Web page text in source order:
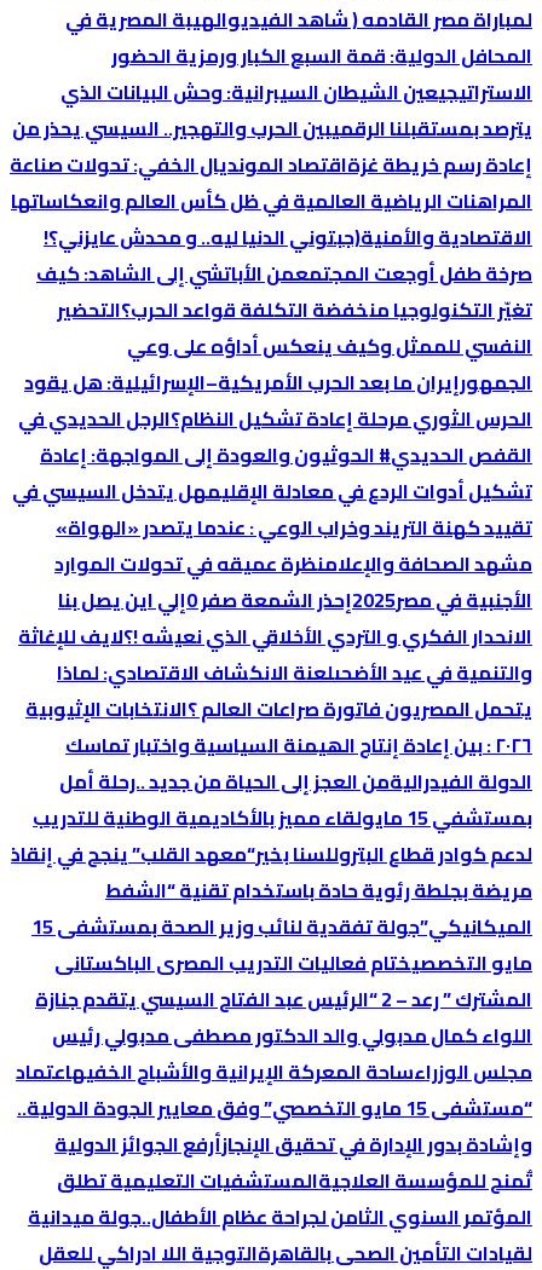
لمباراة مصر القادمه ( شاهد الفيديوالهيبة المصرية في
المحافل الدولية: قمة السبع الكبار ورمزية الحضور
الاستراتيجيعين الشيطان السيبرانية: وحش البيانات الذي
يترصد بمستقبلنا الرقميبين الحرب والتهجير.. السيسي يحذر من
إعادة رسم خريطة غزةاقتصاد المونديال الخفي: تحولات صناعة
المراهنات الرياضية العالمية في ظل كأس العالم وانعكاساتها
الاقتصادية والأمنية(جبتوني الدنيا ليه.. و محدش عايزني؟!
صرخة طفل أوجعت المجتمعمن الأباتشي إلى الشاهد: كيف
تغيّر التكنولوجيا منخفضة التكلفة قواعد الحرب؟التحضير
النفسي للممثل وكيف ينعكس أداؤه على وعي
الجمهورإيران ما بعد الحرب الأمريكية–الإسرائيلية: هل يقود
الحرس الثوري مرحلة إعادة تشكيل النظام؟الرجل الحديدي في
القفص الحديدي# الحوثيون والعودة إلى المواجهة: إعادة
تشكيل أدوات الردع في معادلة الإقليمهل يتدخل السيسي في
تقييد كهنة التريند وخراب الوعي : عندما يتصدر «الهواة»
مشهد الصحافة والإعلامنظرة عميقه في تحولات الموارد
الأجنبية في مصر2025
إحذر الشمعة صفر 0 إلي اين يصل بنا
الانحدار الفكري و التردي الأخلاقي الذي نعيشه !؟لايف للإغاثة
والتنمية في عيد الأضحىلعنة الانكشاف الاقتصادي: لماذا
یتحمل المصریون فاتورة صراعات العالم ؟الانتخابات الإثیوبیة
٢٠٢٦ : بین إعادة إنتاج الھیمنة السیاسیة واختبار تماسك
الدولة الفیدرالیةمن العجز إلى الحياة من جديد ..رحلة أمل
بمستشفي 15 مايو
لقاء مميز بالأكاديمية الوطنية للتدريب
لدعم كوادر قطاع البتروللسنا بخير“معهد القلب” ينجح في إنقاذ
مريضة بجلطة رئوية حادة باستخدام تقنية “الشفط
الميكانيكي”
جولة تفقدية لنائب وزير الصحة بمستشفى 15
مايو التخصصيختام فعاليات التدريب المصرى الباكستانى
المشترك ” رعد – 2 “
الرئيس عبد الفتاح السيسي يتقدم جنازة
اللواء كمال مدبولي والد الدكتور مصطفى مدبولي رئيس
مجلس الوزراءساحة المعركة الإيرانية والأشباح الخفيهاعتماد
“مستشفى 15 مايو التخصصي” وفق معايير الجودة الدولية..
وإشادة بدور الإدارة في تحقيق الإنجازأرفع الجوائز الدولية
تٌمنح للمؤسسة العلاجيةالمستشفيات التعليمية تطلق
المؤتمر السنوي الثامن لجراحة عظام الأطفال..جولة ميدانية
لقيادات التأمين الصحى بالقاهرةالتوجية اللا ادراكي للعقل